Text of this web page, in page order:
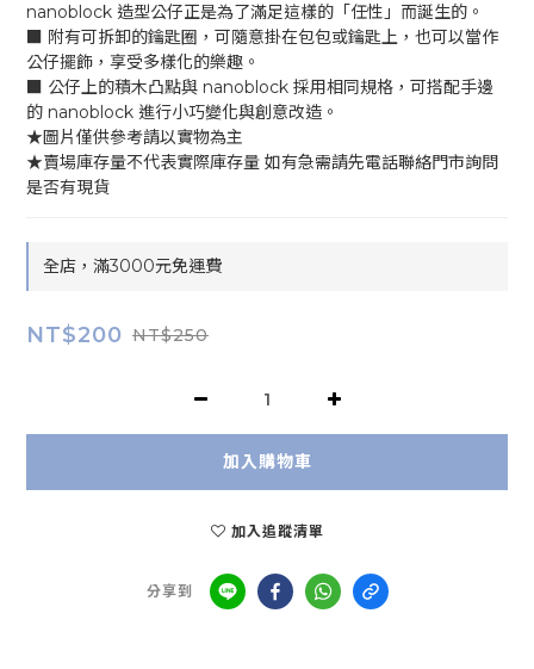
nanoblock 造型公仔正是為了滿足這樣的「任性」而誕生的。
■ 附有可拆卸的鑰匙圈，可隨意掛在包包或鑰匙上，也可以當作
公仔擺飾，享受多樣化的樂趣。
■ 公仔上的積木凸點與 nanoblock 採用相同規格，可搭配手邊
的 nanoblock 進行小巧變化與創意改造。
★圖片僅供參考請以實物為主
★賣場庫存量不代表實際庫存量 如有急需請先電話聯絡門市詢問
是否有現貨
全店，滿3000元免運費
NT$200 NT$250
加入購物車
加入追蹤清單
分享到